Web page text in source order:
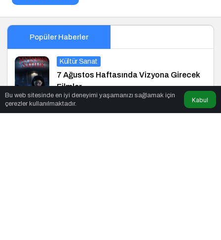
Popüler Haberler
Kültür Sanat
7 Ağustos Haftasında Vizyona Girecek
Filmler
Startup
Bu web sitesinde en iyi deneyimi yaşamanızı sağlamak için
çerezler kullanılmaktadır.
Kabul